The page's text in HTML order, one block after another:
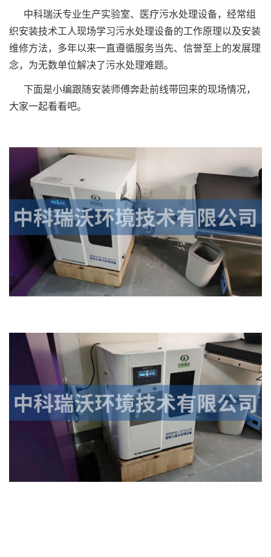
中科瑞沃专业生产实验室、医疗污水处理设备，经常组
织安装技术工人现场学习污水处理设备的工作原理以及安装
维修方法，多年以来一直遵循服务当先、信誉至上的发展理
念，为无数单位解决了污水处理难题。
下面是小编跟随安装师傅奔赴前线带回来的现场情况，
大家一起看看吧。